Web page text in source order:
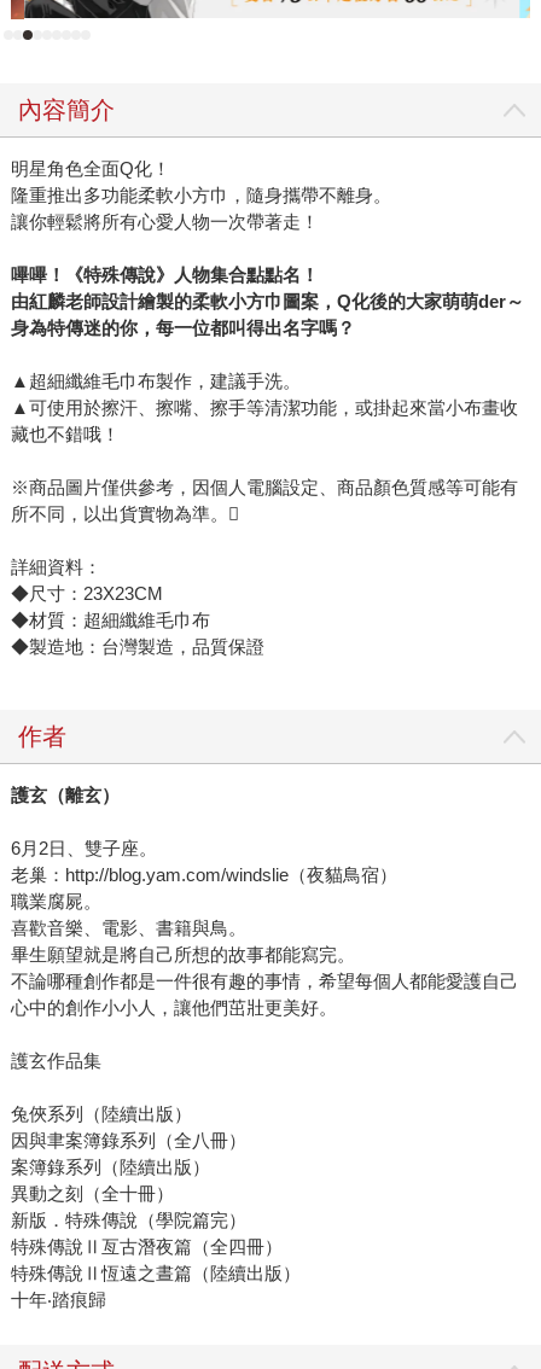
內容簡介
明星角色全面Q化！
隆重推出多功能柔軟小方巾，隨身攜帶不離身。
讓你輕鬆將所有心愛人物一次帶著走！
嗶嗶！《特殊傳說》人物集合點點名！
由紅麟老師設計繪製的柔軟小方巾圖案，Q化後的大家萌萌der～
身為特傳迷的你，每一位都叫得出名字嗎？
▲超細纖維毛巾布製作，建議手洗。
▲可使用於擦汗、擦嘴、擦手等清潔功能，或掛起來當小布畫收
藏也不錯哦！
※商品圖片僅供參考，因個人電腦設定、商品顏色質感等可能有
所不同，以出貨實物為準。
詳細資料：
◆尺寸：23X23CM
◆材質：超細纖維毛巾布
◆製造地：台灣製造，品質保證
作者
護玄（離玄）
6月2日、雙子座。
老巢：http://blog.yam.com/windslie（夜貓鳥宿）
職業腐屍。
喜歡音樂、電影、書籍與鳥。
畢生願望就是將自己所想的故事都能寫完。
不論哪種創作都是一件很有趣的事情，希望每個人都能愛護自己
心中的創作小小人，讓他們茁壯更美好。
護玄作品集
兔俠系列（陸續出版）
因與聿案簿錄系列（全八冊）
案簿錄系列（陸續出版）
異動之刻（全十冊）
新版．特殊傳說（學院篇完）
特殊傳說Ⅱ亙古潛夜篇（全四冊）
特殊傳說Ⅱ恆遠之晝篇（陸續出版）
十年‧踏痕歸